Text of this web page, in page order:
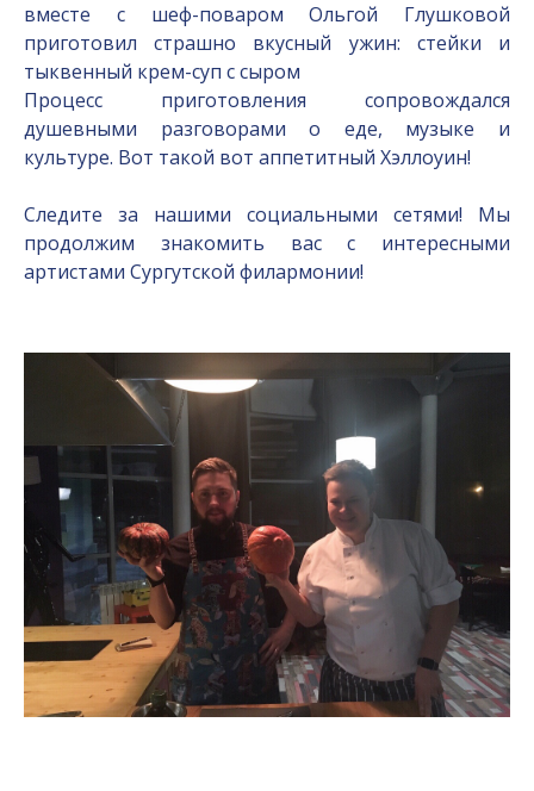
вместе с шеф-поваром Ольгой Глушковой
приготовил страшно вкусный ужин: стейки и
тыквенный крем-суп с сыром
Процесс приготовления сопровождался
душевными разговорами о еде, музыке и
культуре. Вот такой вот аппетитный Хэллоуин!
Следите за нашими социальными сетями! Мы
продолжим знакомить вас с интересными
артистами Сургутской филармонии!